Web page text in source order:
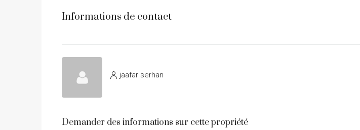
Informations de contact
jaafar serhan
Demander des informations sur cette propriété